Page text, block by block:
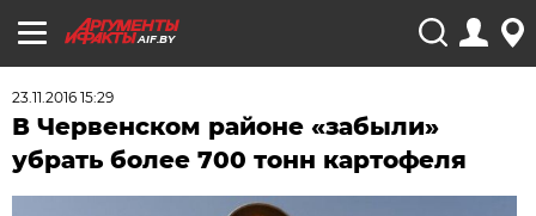
AIF.BY
23.11.2016 15:29
В Червенском районе «забыли»
убрать более 700 тонн картофеля